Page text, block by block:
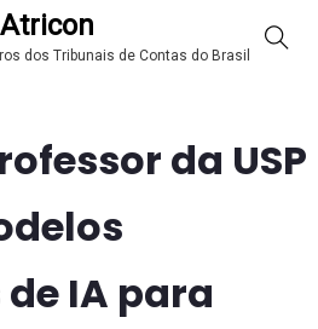
Atricon
dos Tribunais de Contas do Brasil
da USP
IA para